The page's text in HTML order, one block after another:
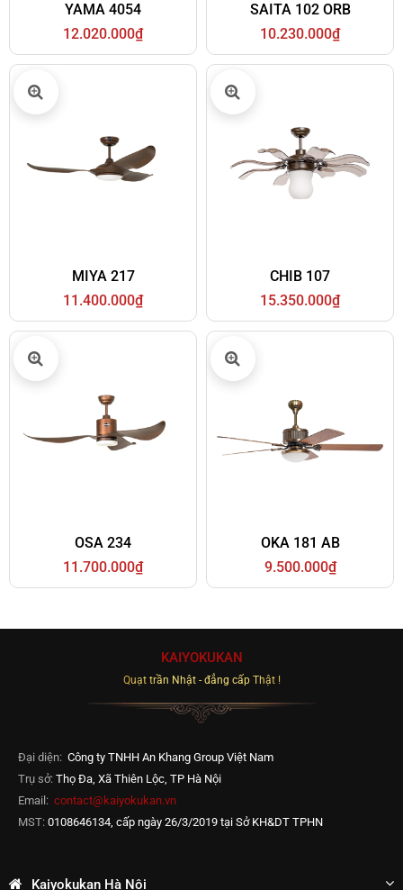
YAMA 4054
12.020.000₫
SAITA 102 ORB
10.230.000₫
MIYA 217
11.400.000₫
CHIB 107
15.350.000₫
OSA 234
11.700.000₫
OKA 181 AB
9.500.000₫
KAIYOKUKAN
Quạt trần Nhật - đẳng cấp Thật !
Đại diện: Công ty TNHH An Khang Group Việt Nam
Trụ sở: Thọ Đa, Xã Thiên Lộc, TP Hà Nội
Email: contact@kaiyokukan.vn
MST: 0108646134, cấp ngày 26/3/2019 tại Sở KH&DT TPHN
Kaiyokukan Hà Nội